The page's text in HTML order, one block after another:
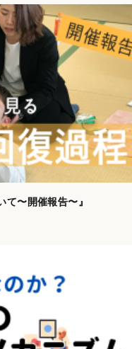
て〜開催報告〜』